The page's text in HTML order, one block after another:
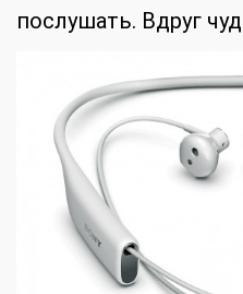
послушать. Вдруг